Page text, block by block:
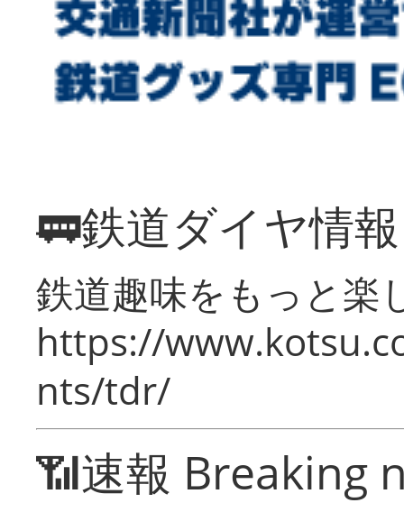
🚃鉄道ダイヤ情
鉄道趣味をもっと楽
https://
nts/tdr/
📶速報 Breaking